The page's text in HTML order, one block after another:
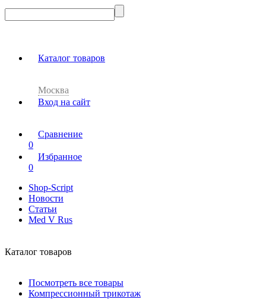
Каталог товаров
Москва
Вход на сайт
Сравнение
0
Избранное
0
Shop-Script
Новости
Статьи
Med V Rus
Каталог товаров
Посмотреть все товары
Компрессионный трикотаж